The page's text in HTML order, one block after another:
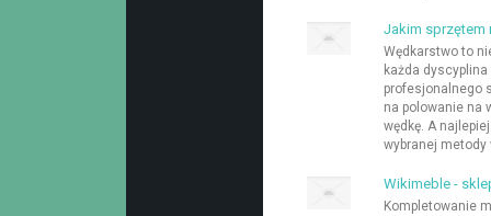
Jakim sprzętem
Wędkarstwo to
każda
profesjonalnego
na polowanie na
wędkę. A
wybranej metody
Wikimeble -
Kompletowanie